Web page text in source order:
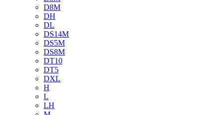
D8M
DH
DL
DS14M
DS5M
DS8M
DT10
DT5
DXL
H
L
LH